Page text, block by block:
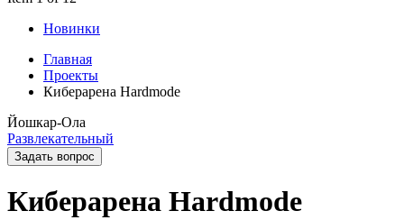
Новинки
Главная
Проекты
Киберарена Hardmode
Йошкар-Ола
Развлекательный
Задать вопрос
Киберарена Hardmode